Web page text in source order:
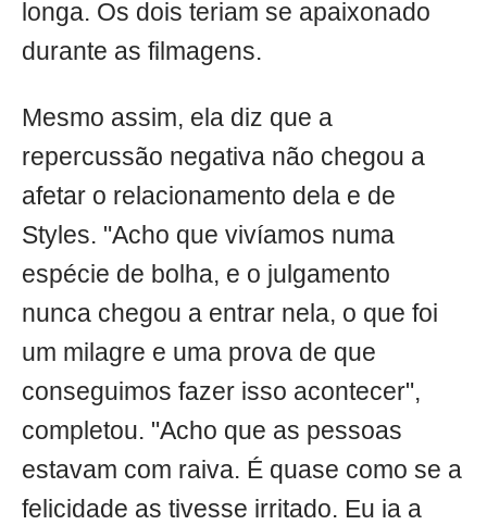
longa. Os dois teriam se apaixonado
durante as filmagens.
Mesmo assim, ela diz que a
repercussão negativa não chegou a
afetar o relacionamento dela e de
Styles. "Acho que vivíamos numa
espécie de bolha, e o julgamento
nunca chegou a entrar nela, o que foi
um milagre e uma prova de que
conseguimos fazer isso acontecer",
completou. "Acho que as pessoas
estavam com raiva. É quase como se a
felicidade as tivesse irritado. Eu ia a